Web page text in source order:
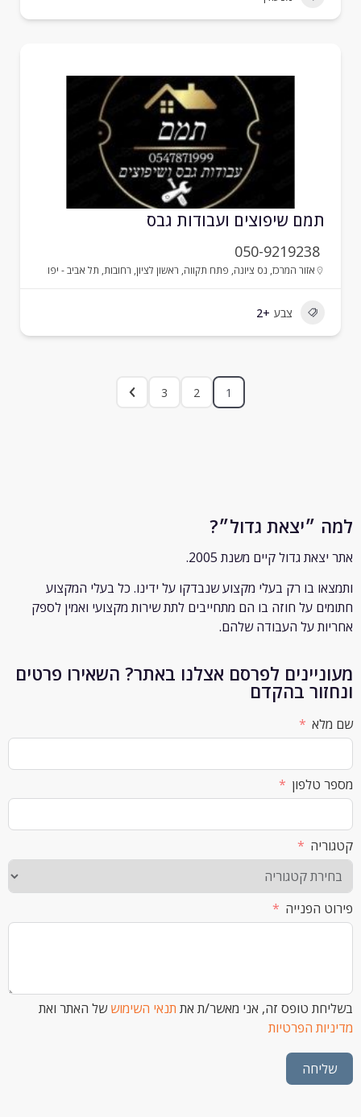
גדול״?
גדול קיים משנת 2005.
בו רקבעלי מקצוע שנבדקו על ידינו. כל בעלי המקצוע
על חוזה בו הם מתחייבים לתת שירות מקצועי ואמין לספק
על העבודה שלהם.
לפרסם אצלנו באתר? השאירו פרטים
בהקדם
טופס זה, אני מאשר/ת אתתנאי השימוש של האתר ואת
הפרטיות
שיפוצים ועבודות גבס
050-9219238
אזור המרכז,נס ציונה, פתח תקווה,ראשון לציון,רחובות,תל אביב - יפו
צבע +2